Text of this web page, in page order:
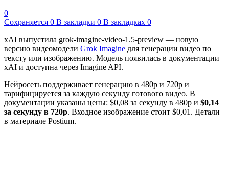
0
Сохраняется 0 В закладки 0 В закладках 0
xAI выпустила grok-imagine-video-1.5-preview — новую
версию видеомодели Grok Imagine для генерации видео по
тексту или изображению. Модель появилась в документации
xAI и доступна через Imagine API.
Нейросеть поддерживает генерацию в 480p и 720p и
тарифицируется за каждую секунду готового видео. В
документации указаны цены: $0,08 за секунду в 480p и $0,14
за секунду в 720p. Входное изображение стоит $0,01. Детали
в материале Postium.